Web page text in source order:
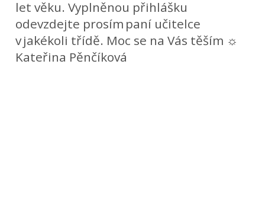
let věku. Vyplněnou přihlášku
odevzdejte prosím paní učitelce
v jakékoli třídě. Moc se na Vás těším ☼
Kateřina Pěnčíková